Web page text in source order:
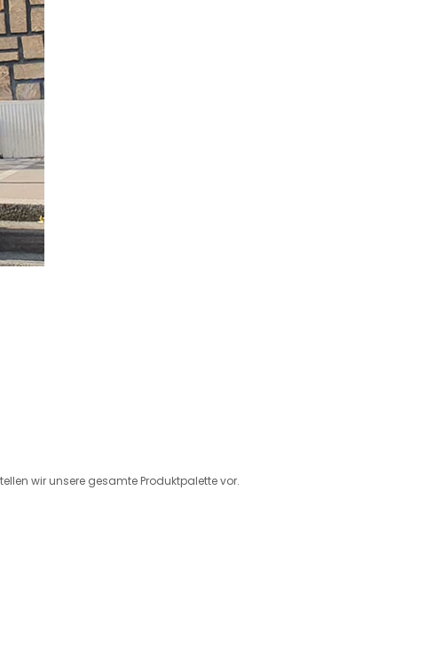
wir unsere gesamte Produktpalette vor.